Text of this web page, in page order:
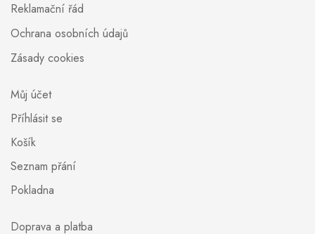
Reklamační řád
Ochrana osobních údajů
Zásady cookies
Můj účet
Příhlásit se
Košík
Seznam přání
Pokladna
Doprava a platba